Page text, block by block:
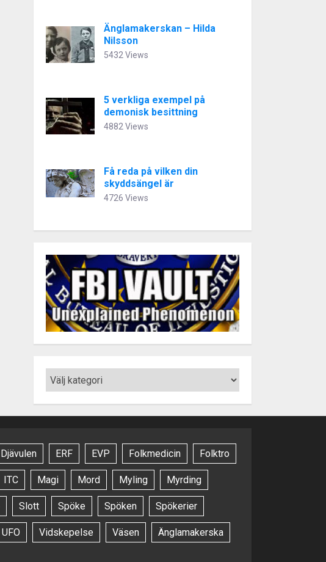
Änglamakerskan – Hilda
Nilsson
5432 Views
5 verkliga exempel på
demonisk besittning
4882 Views
Få reda på vilken din
skyddsängel är
4726 Views
Djävulen ERF EVP Folkmedicin Folktro
ITC Magi Mord Myling Myrding
Slott Spöke Spöken Spökerier
UFO Vidskepelse Väsen Änglamakerska